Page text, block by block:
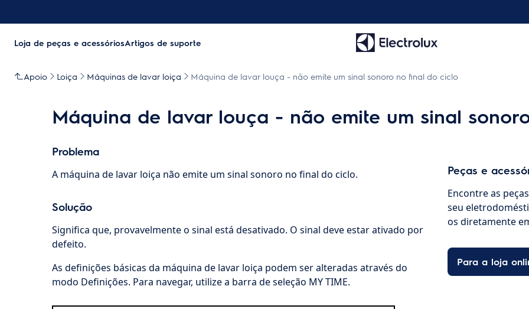
Loja de peças e acessóriosArtigos de suporte
Apoio Loiça Máquinas de lavar loiça Máquina de lavar louça - não emite um sinal sonoro no final do ciclo
Máquina de lavar louça - não emite um sinal
Problema
A máquina de lavar loiça não emite um sinal sonoro no final do ciclo.
Solução
Significa que, provavelmente o sinal está desativado. O sinal deve estar ativado por
defeito.
As definições básicas da máquina de lavar loiça podem ser alteradas através do
modo Definições. Para navegar, utilize a barra de seleção MY TIME.
Peças e
Encontre as
seu
os diretamente
Para a loja